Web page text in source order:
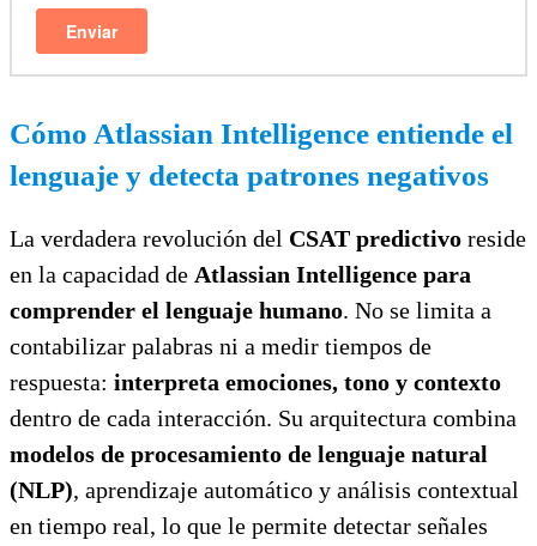
Cómo Atlassian Intelligence entiende el
lenguaje y detecta patrones negativos
La verdadera revolución del CSAT predictivo reside
en la capacidad de Atlassian Intelligence para
comprender el lenguaje humano. No se limita a
contabilizar palabras ni a medir tiempos de
respuesta: interpreta emociones, tono y contexto
dentro de cada interacción. Su arquitectura combina
modelos de procesamiento de lenguaje natural
(NLP), aprendizaje automático y análisis contextual
en tiempo real, lo que le permite detectar señales